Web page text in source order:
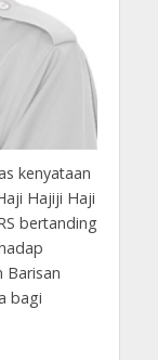
kenyataan
Hajiji Haji
bertanding
Barisan
bagi